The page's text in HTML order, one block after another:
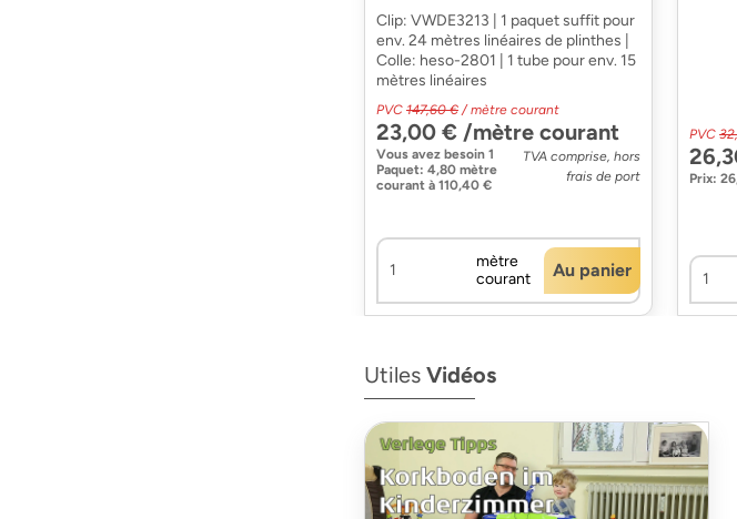
Clip: VWDE3213 | 1 paquet suffit pour
env. 24 mètres linéaires de plinthes |
Colle: heso-2801 | 1 tube pour env. 15
mètres linéaires
PVC 147,60 € / mètre courant
23,00 € /mètre courant
Vous avez besoin 1
Paquet: 4,80 mètre
courant à 110,40 €
TVA comprise, hors
frais de port
mètre
courant
Au panier
PVC
Prix:
Utiles Vidéos